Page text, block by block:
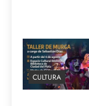
CULTURA